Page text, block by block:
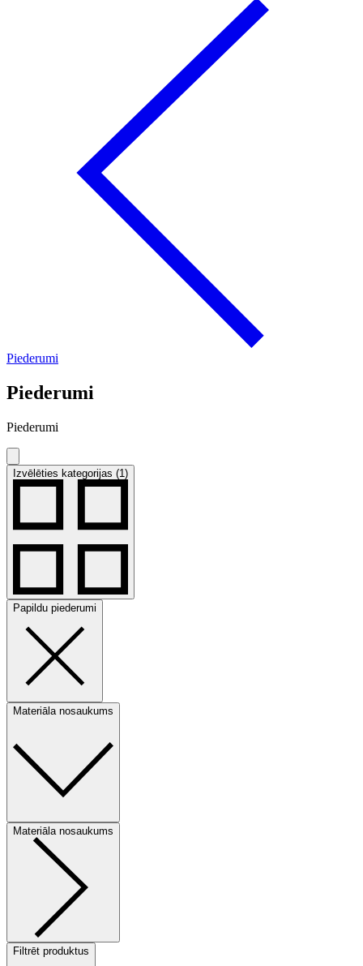
Piederumi
Piederumi
Piederumi
Izvēlēties kategorijas (1)
Papildu piederumi
Materiāla nosaukums
Materiāla nosaukums
Filtrēt produktus